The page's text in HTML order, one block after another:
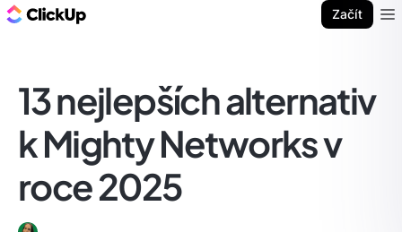
Začít
13 nejlepších alternativ
k Mighty Networks v
roce 2025